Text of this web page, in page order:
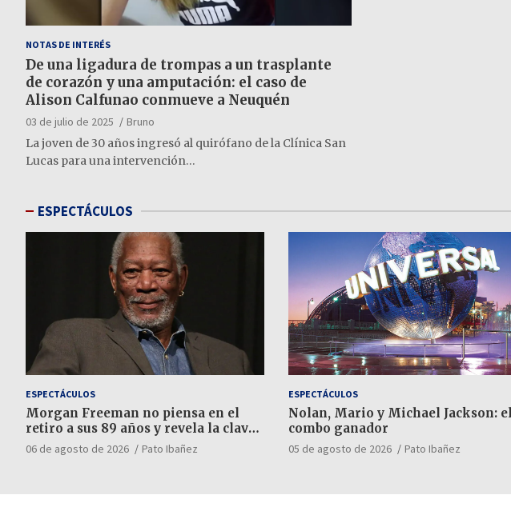
NOTAS DE INTERÉS
De una ligadura de trompas a un trasplante
de corazón y una amputación: el caso de
Alison Calfunao conmueve a Neuquén
03 de julio de 2025
Bruno
La joven de 30 años ingresó al quirófano de la Clínica San
Lucas para una intervención…
ESPECTÁCULOS
ESPECTÁCULOS
Morgan Freeman no piensa en el
retiro a sus 89 años y revela la clave
para elegir sus trabajos
06 de agosto de 2026 Pato Ibañez
ESPECTÁCULOS
Nolan, Mario y Michael Jackson: el
combo ganador
05 de agosto de 2026 Pato Ibañez